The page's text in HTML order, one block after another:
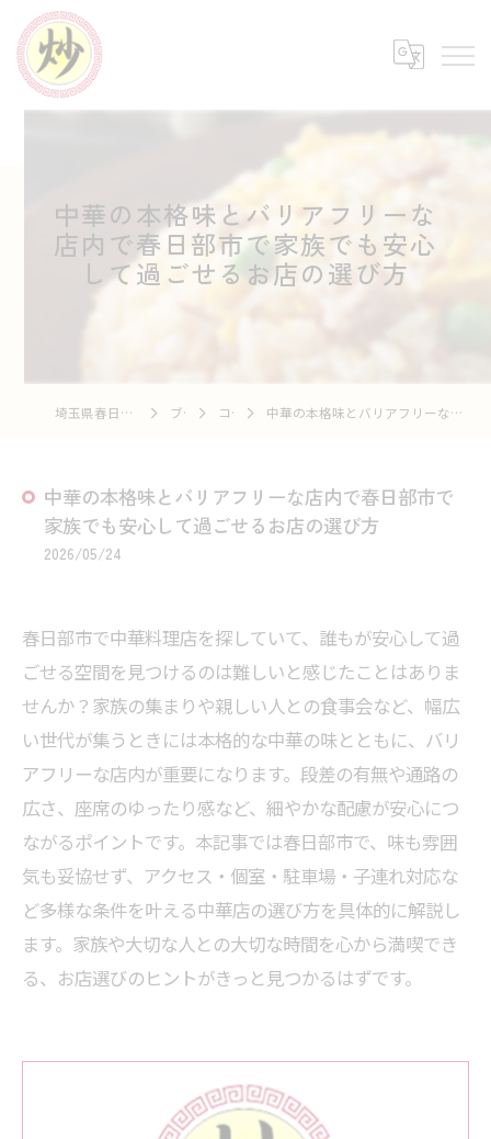
中華の本格味とバリアフリーな
店内で春日部市で家族でも安心
して過ごせるお店の選び方
埼玉県春日部の中華なら中華市場 炒 ブログ コラム 中華の本格味とバリアフリーな店内で春日部市で家族でも安心して過ごせるお店の選び方
中華の本格味とバリアフリーな店内で春日部市で
家族でも安心して過ごせるお店の選び方
2026/05/24
春日部市で中華料理店を探していて、誰もが安心して過
ごせる空間を見つけるのは難しいと感じたことはありま
せんか？家族の集まりや親しい人との食事会など、幅広
い世代が集うときには本格的な中華の味とともに、バリ
アフリーな店内が重要になります。段差の有無や通路の
広さ、座席のゆったり感など、細やかな配慮が安心につ
ながるポイントです。本記事では春日部市で、味も雰囲
気も妥協せず、アクセス・個室・駐車場・子連れ対応な
ど多様な条件を叶える中華店の選び方を具体的に解説し
ます。家族や大切な人との大切な時間を心から満喫でき
る、お店選びのヒントがきっと見つかるはずです。